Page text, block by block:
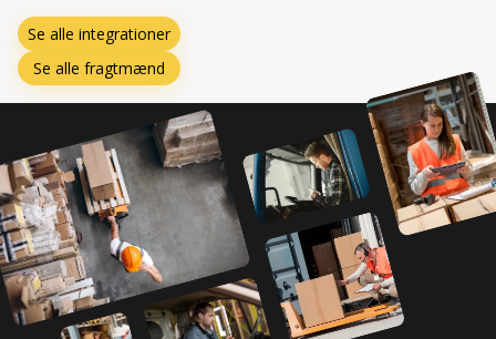
Se alle integrationer
Se alle fragtmænd